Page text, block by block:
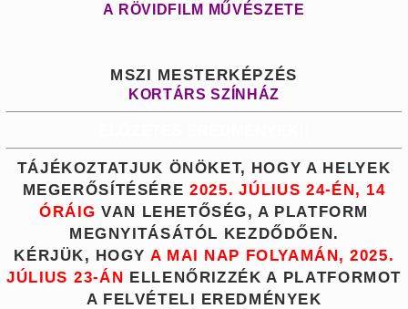
A RÖVIDFILM MŰVÉSZETE
MSZI MESTERKÉPZÉS
KORTÁRS SZÍNHÁZ
TÁJÉKOZTATJUK ÖNÖKET, HOGY A HELYEK
MEGERŐSÍTÉSÉRE 2025. JÚLIUS 24-ÉN, 14
ÓRÁIG VAN LEHETŐSÉG, A PLATFORM
MEGNYITÁSÁTÓL KEZDŐDŐEN.
KÉRJÜK, HOGY A MAI NAP FOLYAMÁN, 2025.
JÚLIUS 23-ÁN ELLENŐRIZZÉK A PLATFORMOT
A FELVÉTELI EREDMÉNYEK